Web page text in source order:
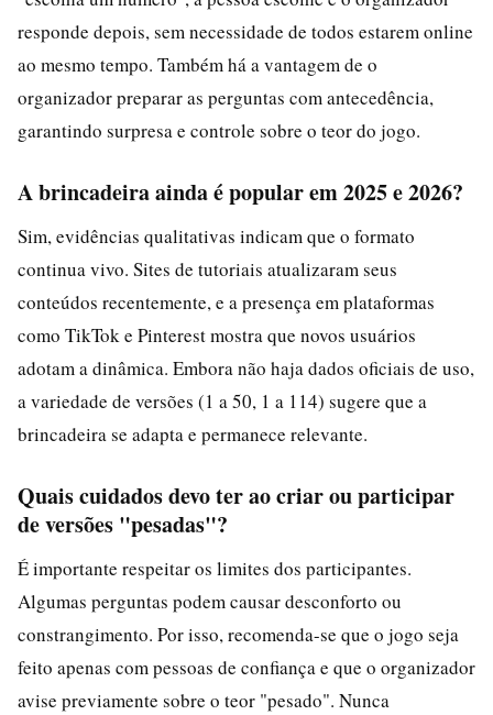
responde depois, sem necessidade de todos estarem online
ao mesmo tempo. Também há a vantagem de o
organizador preparar as perguntas com antecedência,
garantindo surpresa e controle sobre o teor do jogo.
A brincadeira ainda é popular em 2025 e 2026?
Sim, evidências qualitativas indicam que o formato
continua vivo. Sites de tutoriais atualizaram seus
conteúdos recentemente, e a presença em plataformas
como TikTok e Pinterest mostra que novos usuários
adotam a dinâmica. Embora não haja dados oficiais de uso,
a variedade de versões (1 a 50, 1 a 114) sugere que a
brincadeira se adapta e permanece relevante.
Quais cuidados devo ter ao criar ou participar
de versões "pesadas"?
É importante respeitar os limites dos participantes.
Algumas perguntas podem causar desconforto ou
constrangimento. Por isso, recomenda-se que o jogo seja
feito apenas com pessoas de confiança e que o organizador
avise previamente sobre o teor "pesado". Nunca